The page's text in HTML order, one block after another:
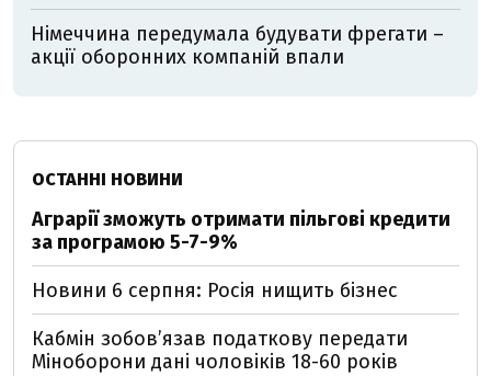
Німеччина передумала будувати фрегати –
акції оборонних компаній впали
ОСТАННІ НОВИНИ
Аграрії зможуть отримати пільгові кредити
за програмою 5-7-9%
Новини 6 серпня: Росія нищить бізнес
Кабмін зобовʼязав податкову передати
Міноборони дані чоловіків 18-60 років